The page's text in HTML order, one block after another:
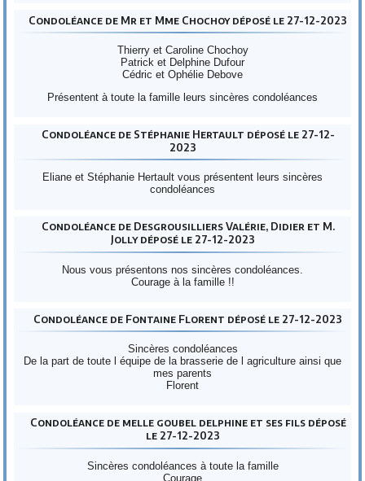
Condoléance de Mr et Mme Chochoy déposé le 27-12-2023
Thierry et Caroline Chochoy
Patrick et Delphine Dufour
Cédric et Ophélie Debove
Présentent à toute la famille leurs sincères condoléances
Condoléance de Stéphanie Hertault déposé le 27-12-
2023
Eliane et Stéphanie Hertault vous présentent leurs sincères
condoléances
Condoléance de Desgrousilliers Valérie, Didier et M.
Jolly déposé le 27-12-2023
Nous vous présentons nos sincères condoléances.
Courage à la famille !!
Condoléance de Fontaine Florent déposé le 27-12-2023
Sincères condoléances
De la part de toute l équipe de la brasserie de l agriculture ainsi que
mes parents
Florent
Condoléance de melle goubel delphine et ses fils déposé
le 27-12-2023
Sincères condoléances à toute la famille
Courage